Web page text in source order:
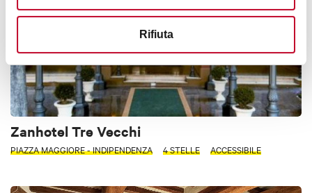
Rifiuta
Zanhotel Tre Vecchi
PIAZZA MAGGIORE - INDIPENDENZA 4 STELLE ACCESSIBILE